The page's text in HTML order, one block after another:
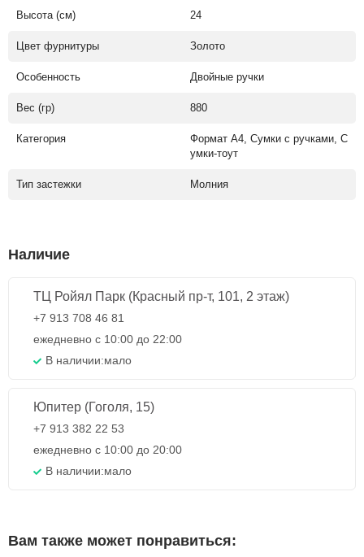
Высота (см) 24
Цвет фурнитуры Золото
Особенность Двойные ручки
Вес (гр) 880
Категория
Формат А4, Сумки с ручками, С
умки-тоут
Тип застежки Молния
Наличие
ТЦ Ройял Парк (Красный пр-т, 101, 2 этаж)
+7 913 708 46 81
ежедневно с 10:00 до 22:00
В наличии:мало
Юпитер (Гоголя, 15)
+7 913 382 22 53
ежедневно с 10:00 до 20:00
В наличии:мало
Вам также может понравиться: